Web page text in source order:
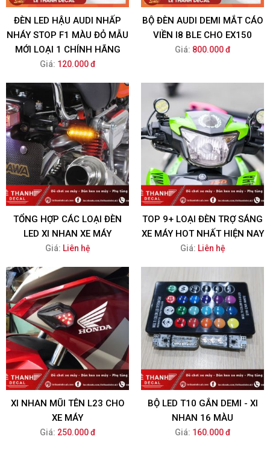
ĐÈN LED HẬU AUDI NHẤP
NHÁY STOP F1 MÀU ĐỎ MẪU
MỚI LOẠI 1 CHÍNH HÃNG
Giá: 120.000 đ
BỘ ĐÈN AUDI DEMI MẮT CÁO
VIỀN I8 BLE CHO EX150
Giá: 800.000 đ
TỔNG HỢP CÁC LOẠI ĐÈN
LED XI NHAN XE MÁY
Giá: Liên hệ
TOP 9+ LOẠI ĐÈN TRỢ SÁNG
XE MÁY HOT NHẤT HIỆN NAY
Giá: Liên hệ
XI NHAN MŨI TÊN L23 CHO
XE MÁY
Giá: 250.000 đ
BỘ LED T10 GẮN DEMI - XI
NHAN 16 MÀU
Giá: 160.000 đ